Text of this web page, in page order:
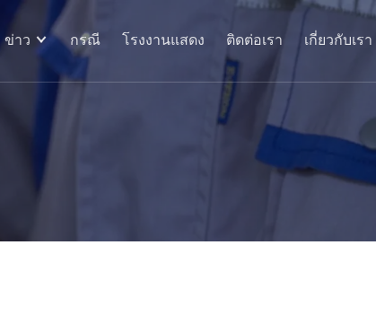
ข่าว กรณี โรงงานแสดง ติดต่อเรา เกี่ยวกับเรา